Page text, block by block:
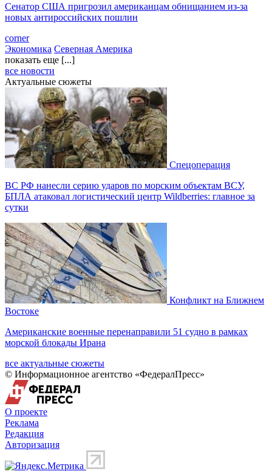
Сенатор США пригрозил американцам обнищанием из-за
новых антироссийских пошлин
corner
Экономика Северная Америка
показать еще [...]
все новости
Актуальные сюжеты
Спецоперация
ВС РФ нанесли серию ударов по морским объектам ВСУ,
БПЛА атаковал логистический центр Wildberries: главное за
сутки
Конфликт на Ближнем
Востоке
Американские военные перенаправили 51 судно в рамках
морской блокады Ирана
все актуальные сюжеты
© Информационное агентство «ФедералПресс»
О проекте
Реклама
Редакция
Авторизация